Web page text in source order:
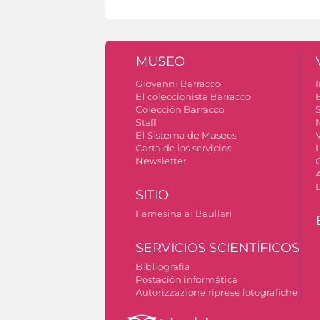
MUSEO
Giovanni Barracco
El coleccionista Barracco
Colección Barracco
Staff
El Sistema de Museos
Carta de los servicios
Newsletter
SITIO
Farnesina ai Baullari
SERVICIOS SCIENTÍFICOS
Bibliografía
Postación informática
Autorizzazione riprese fotografiche